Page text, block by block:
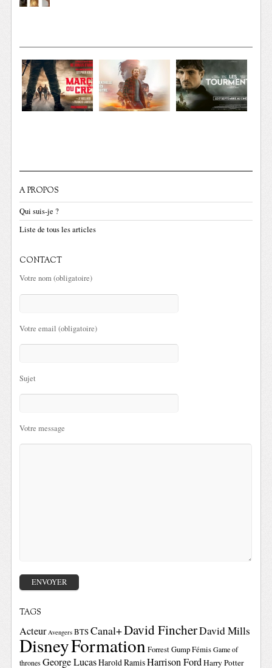
A PROPOS
Qui suis-je ?
Liste de tous les articles
CONTACT
Votre nom (obligatoire)
Votre email (obligatoire)
Sujet
Votre message
TAGS
Acteur Avengers BTSCanal+David FincherDavid Mills
DisneyFormationForrest GumpFémis Game of
thrones George LucasHarold RamisHarrison FordHarry Potter